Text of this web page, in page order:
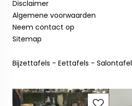
Disclaimer
Algemene voorwaarden
Neem contact op
Sitemap
Bijzettafels - Eettafels -